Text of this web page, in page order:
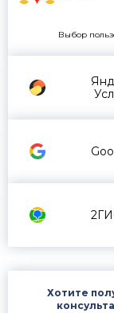
Выбор
Хотите